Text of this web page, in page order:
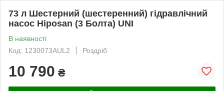
73 л Шестерний (шестеренний) гідравлічний
насос Hiposan (3 Болта) UNI
В наявності
Код: 1230073AUL2
Роздріб
10 790 ₴